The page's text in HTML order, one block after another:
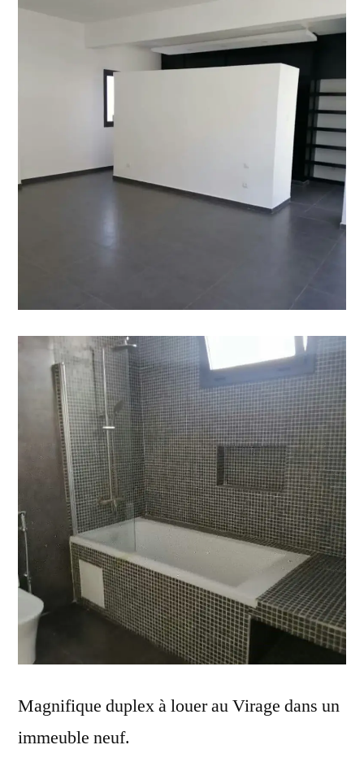
Magnifique duplex à louer au Virage dans un
immeuble neuf.